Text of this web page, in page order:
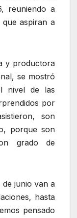
reuniendo a
aspiran a
y productora
se mostró
nivel de las
por
son
porque son
grado de
de junio van a
hasta
pensado